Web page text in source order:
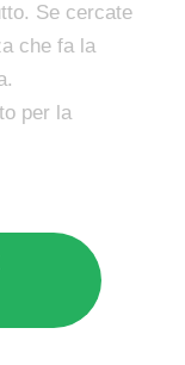
Se cercate
che fa la
per la